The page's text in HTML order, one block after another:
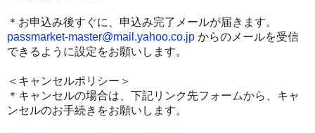
＊お申込み後すぐに、申込み完了メールが届きます。
passmarket-master@mail.yahoo.co.jp からのメールを受信
できるように設定をお願いします。
＜キャンセルポリシー＞
＊キャンセルの場合は、下記リンク先フォームから、キャ
ンセルのお手続きをお願いします。